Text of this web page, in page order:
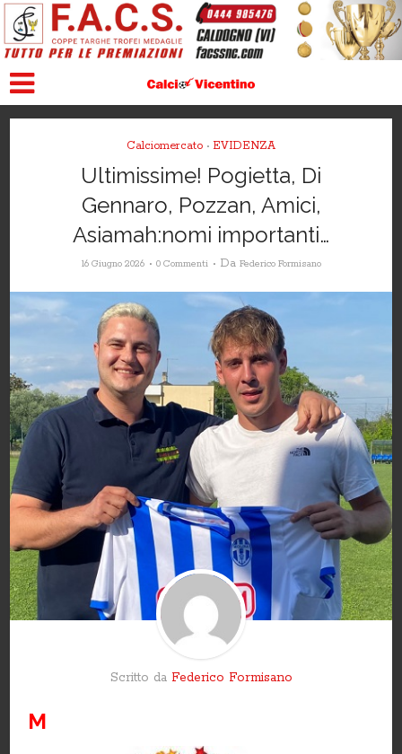
Calciomercato • EVIDENZA
Ultimissime! Pogietta, Di
Gennaro, Pozzan, Amici,
Asiamah:nomi importanti…
16 Giugno 2026 0 Commenti Da Federico Formisano
Scritto da Federico Formisano
M